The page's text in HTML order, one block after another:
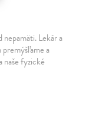
nepamäti. Lekár a
premýšľame a
naše fyzické